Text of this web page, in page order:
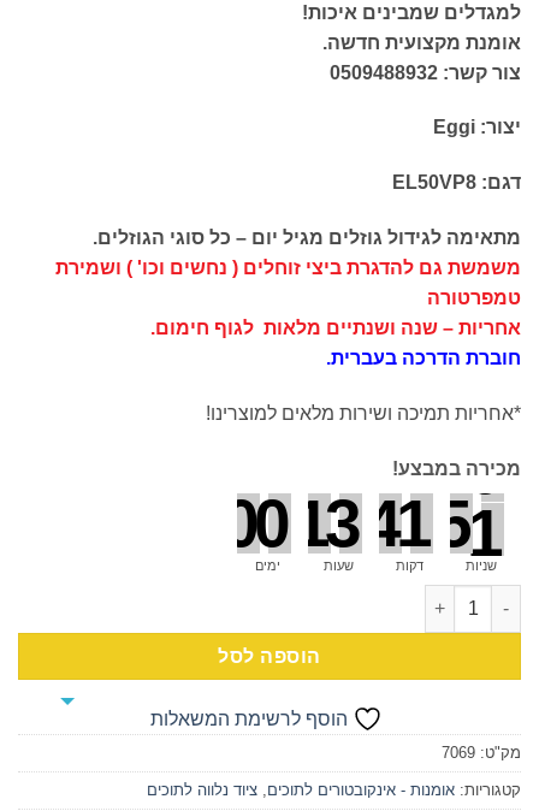
דירוגים של
לקוחות
למגדלים שמבינים איכות!
אומנת מקצועית חדשה.
צור קשר: 0509488932
יצור: Eggi
דגם: EL50VP8
מתאימה לגידול גוזלים מגיל יום – כל סוגי הגוזלים.
משמשת גם להדגרת ביצי זוחלים ( נחשים וכו' ) ושמירת
טמפרטורה
אחריות – שנה ושנתיים מלאות לגוף חימום.
חוברת הדרכה בעברית.
*אחריות תמיכה ושירות מלאים למוצרינו!
מכירה במבצע!
00
ימים 0
0
13
שעות 0
0
41
דקות 01
50
שניות
כמות של אומנת אינקובטור EL50VP8
הוספה לסל
הוסף לרשימת המשאלות
מק"ט: 7069
קטגוריות: אומנות - אינקובטורים לתוכים, ציוד נלווה לתוכים